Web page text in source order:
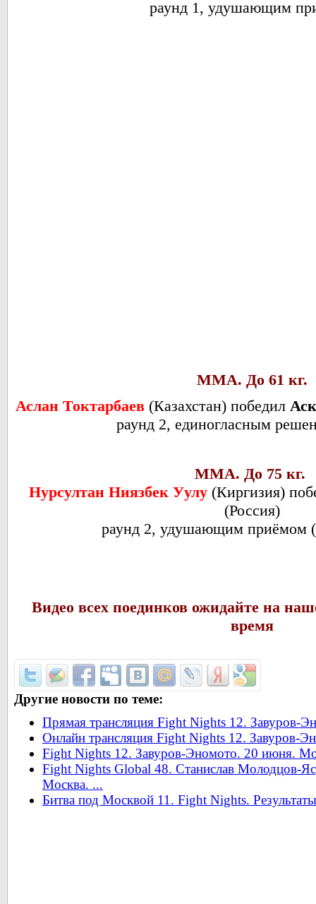
раунд 1, удушающим
ММА. До 61 кг.
Аслан Токтарбаев (Казахстан) победил
раунд 2, единогласным
ММА. До 75 кг.
Нурсултан Ниязбек Уулу (Киргизия)
(Россия)
раунд 2, удушающим приёмом
Видео всех поединков ожидайте на
время
Другие новости по теме:
Прямая трансляция Fight Nights 12. Завуров-
Онлайн трансляция Fight Nights 12. Завуров-
Fight Nights 12. Завуров-Эномото. 20 июня.
Fight Nights Global 48. Станислав Молодцов-
Москва. ...
Битва под Москвой 11. Fight Nights.